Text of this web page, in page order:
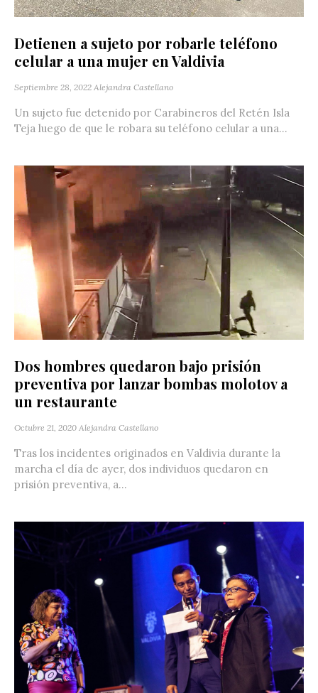
Detienen a sujeto por robarle teléfono
celular a una mujer en Valdivia
Septiembre 28, 2022 Alejandra Castellano
Un sujeto fue detenido por Carabineros del Retén Isla
Teja luego de que le robara su teléfono celular a una...
Dos hombres quedaron bajo prisión
preventiva por lanzar bombas molotov a
un restaurante
Octubre 21, 2020 Alejandra Castellano
Tras los incidentes originados en Valdivia durante la
marcha el día de ayer, dos individuos quedaron en
prisión preventiva, a...